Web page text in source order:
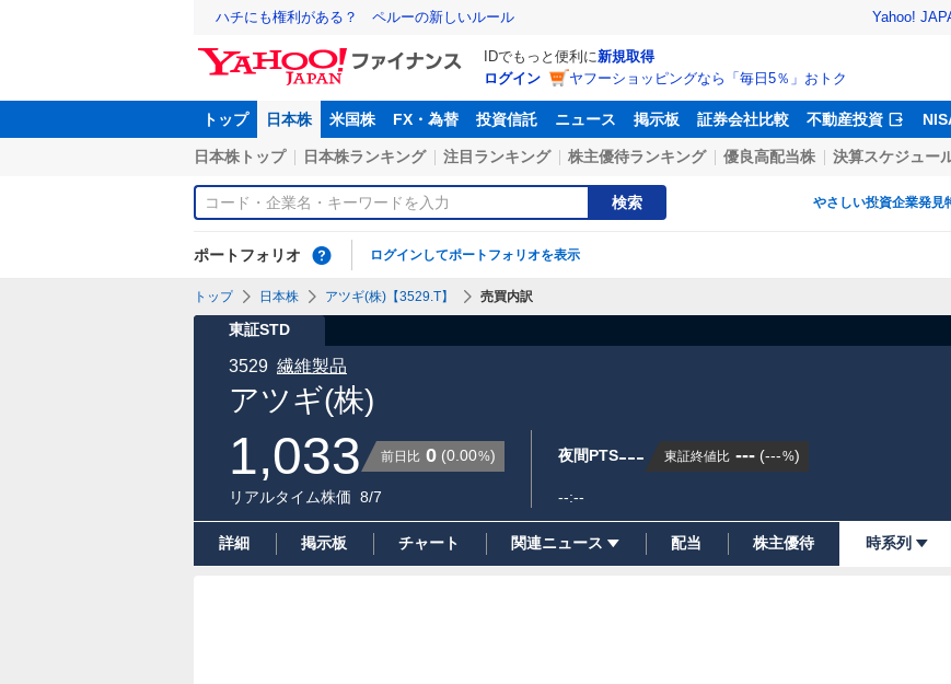
ハチにも権利がある？ ペルーの新しいルール Yahoo!
IDでもっと便利に新規取得
ログイン
ヤフーショッピングなら「毎日5％」おトク
トップ 日本株 米国株 FX・為替 投資信託 ニュース 掲示板 証券会社比較 不動産投資
日本株トップ 日本株ランキング 注目ランキング 株主優待ランキング 優良高配当株 決算スケジュー
検索 やさしい投資企業発見
ポートフォリオ ログインしてポートフォリオを表示
トップ 日本株 アツギ(株)【3529.T】 売買内訳
東証STD
アツギ(株)
3529 繊維製品
1,033 前日比 0 (0.00%)
リアルタイム株価 8/7
夜間PTS--- 東証終値比 --- (---%)
--:--
詳細 掲示板 チャート 関連ニュース 配当 株主優待 時系列